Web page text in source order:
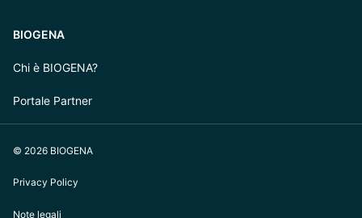
BIOGENA
Chi è BIOGENA?
Portale Partner
© 2026 BIOGENA
Privacy Policy
Note legali